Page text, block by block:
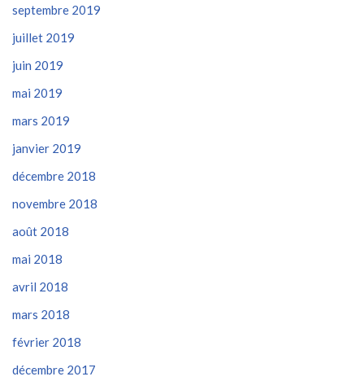
septembre 2019
juillet 2019
juin 2019
mai 2019
mars 2019
janvier 2019
décembre 2018
novembre 2018
août 2018
mai 2018
avril 2018
mars 2018
février 2018
décembre 2017